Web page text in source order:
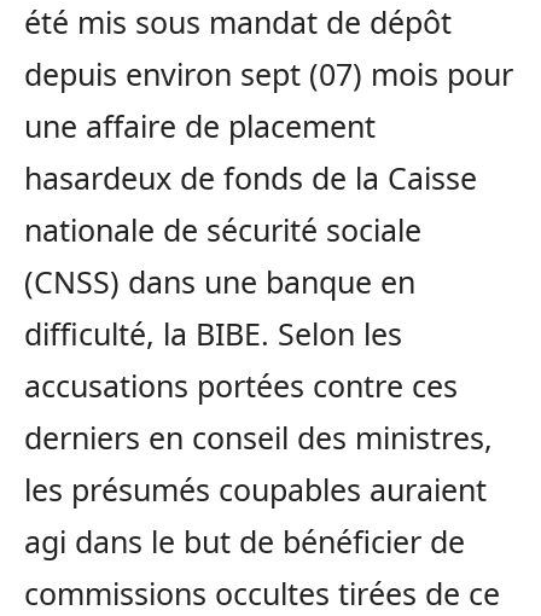
été mis sous mandat de dépôt
depuis environ sept (07) mois pour
une affaire de placement
hasardeux de fonds de la Caisse
nationale de sécurité sociale
(CNSS) dans une banque en
difficulté, la BIBE. Selon les
accusations portées contre ces
derniers en conseil des ministres,
les présumés coupables auraient
agi dans le but de bénéficier de
commissions occultes tirées de ce